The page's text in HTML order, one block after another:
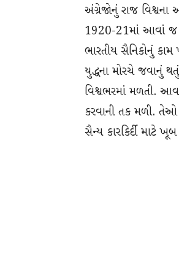
અંગ્રેજોનું રાજ
1920-21માં આવાં જ
ભારતીય સૈનિકોનું
યુદ્ધના મોરચે જવાનું
વિશ્વભરમાં મળતી.
કરવાની તક મળી. તેઓ
સૈન્ય કારકિર્દી માટે